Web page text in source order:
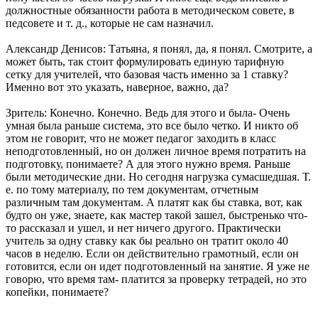
должностные обязанности работа в методическом совете, в
педсовете и т. д., которые не сам назначил.
Александр Денисов: Татьяна, я понял, да, я понял. Смотрите, а
может быть, так стоит формулировать единую тарифную
сетку для учителей, что базовая часть именно за 1 ставку?
Именно вот это указать, наверное, важно, да?
Зритель: Конечно. Конечно. Ведь для этого и была- Очень
умная была раньше система, это все было четко. И никто об
этом не говорит, что не может педагог заходить в класс
неподготовленный, но он должен личное время потратить на
подготовку, понимаете? А для этого нужно время. Раньше
были методические дни. Но сегодня нагрузка сумасшедшая. Т.
е. по тому материалу, по тем документам, отчетным
различным там документам. А платят как бы ставка, вот, как
будто он уже, знаете, как мастер такой зашел, быстренько что-
то рассказал и ушел, и нет ничего другого. Практически
учитель за одну ставку как бы реально он тратит около 40
часов в неделю. Если он действительно грамотный, если он
готовится, если он идет подготовленный на занятие. Я уже не
говорю, что время там- платится за проверку тетрадей, но это
копейки, понимаете?